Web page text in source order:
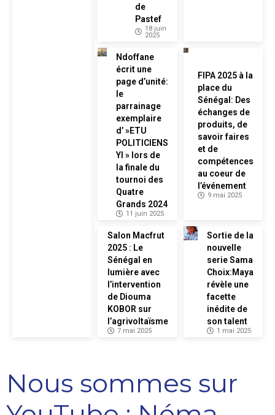
de
Pastef
18 juin
2025
Ndoffane
écrit une
page d’unité:
le
parrainage
exemplaire
d’ »ETU
POLITICIENS
YI » lors de
la finale du
tournoi des
Quatre
Grands 2024
11 juin 2025
FIPA 2025 à la
place du
Sénégal: Des
échanges de
produits, de
savoir faires
et de
compétences
au coeur de
l’événement
9 mai 2025
Salon Macfrut
2025 : Le
Sénégal en
lumière avec
l’intervention
de Diouma
KOBOR sur
l’agrivoltaïsme
7 mai 2025
Sortie de la
nouvelle
serie Sama
Choix:Maya
révèle une
facette
inédite de
son talent
1 mai 2025
Nous sommes sur